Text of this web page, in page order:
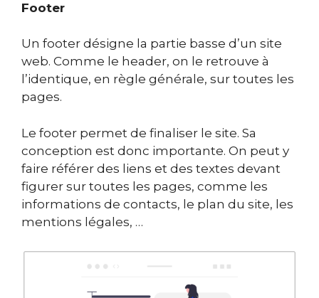
Footer
Un footer désigne la partie basse d’un site
web. Comme le header, on le retrouve à
l’identique, en règle générale, sur toutes les
pages.
Le footer permet de finaliser le site. Sa
conception est donc importante. On peut y
faire référer des liens et des textes devant
figurer sur toutes les pages, comme les
informations de contacts, le plan du site, les
mentions légales, …